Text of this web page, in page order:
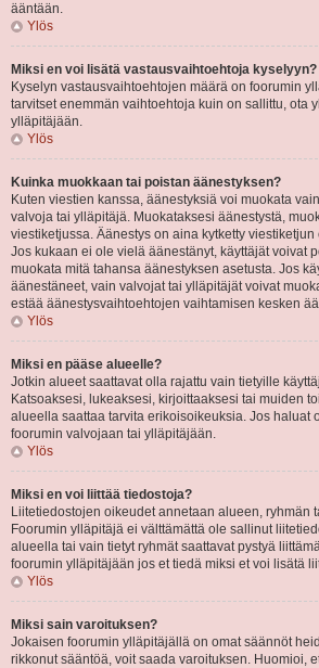
ääntään.
Ylös
Miksi en voi lisätä vastausvaihtoehtoja kyselyyn?
Kyselyn vastausvaihtoehtojen määrä on foorumin
tarvitset enemmän vaihtoehtoja kuin on sallittu, ota
ylläpitäjään.
Ylös
Kuinka muokkaan tai poistan äänestyksen?
Kuten viestien kanssa, äänestyksiä voi muokata
valvoja tai ylläpitäjä. Muokataksesi äänestystä,
viestiketjussa. Äänestys on aina kytketty
Jos kukaan ei ole vielä äänestänyt, käyttäjät voivat
muokata mitä tahansa äänestyksen asetusta. Jos
äänestäneet, vain valvojat tai ylläpitäjät voivat
estää äänestysvaihtoehtojen vaihtamisen kesken
Ylös
Miksi en pääse alueelle?
Jotkin alueet saattavat olla rajattu vain tietyille
Katsoaksesi, lukeaksesi, kirjoittaaksesi tai muiden
alueella saattaa tarvita erikoisoikeuksia. Jos haluat
foorumin valvojaan tai ylläpitäjään.
Ylös
Miksi en voi liittää tiedostoja?
Liitetiedostojen oikeudet annetaan alueen, ryhmän
Foorumin ylläpitäjä ei välttämättä ole sallinut
alueella tai vain tietyt ryhmät saattavat pystyä
foorumin ylläpitäjään jos et tiedä miksi et voi lisätä
Ylös
Miksi sain varoituksen?
Jokaisen foorumin ylläpitäjällä on omat säännöt
rikkonut sääntöä, voit saada varoituksen. Huomioi,